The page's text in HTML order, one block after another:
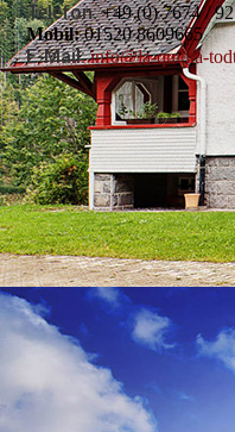
Telefon:+49 (0) 7674 /
Mobil:01520 8609665
E-Mail: info@la-quinta-